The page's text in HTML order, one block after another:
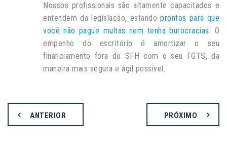
Nossos profissionais são altamente capacitados e
entendem da legislação, estando prontos para que
você não pague multas nem tenha burocracias. O
empenho do escritório é amortizar o seu
financiamento fora do SFH com o seu FGTS, da
maneira mais segura e ágil possível.
ANTERIOR PRÓXIMO